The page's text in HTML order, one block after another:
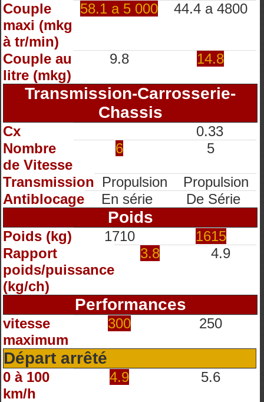
Couple
maxi (mkg
à tr/min)
58.1 a 5 000 44.4 a 4800
Couple au
litre (mkg)
9.8 14.8
Transmission-Carrosserie-
Chassis
Cx
0.33
Nombre
de Vitesse
6 5
Transmission Propulsion
Propulsion
Antiblocage
En série De Série
Poids
Poids (kg) 1710
1615
Rapport
poids/puissance
(kg/ch)
3.8 4.9
Performances
vitesse
maximum
300 250
Départ arrêté
0 à 100
km/h
4.9 5.6